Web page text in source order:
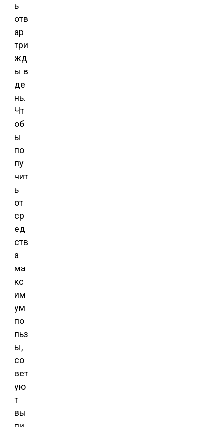
ь
отв
ар
три
жд
ы в
де
нь.
Чт
об
ы
по
лу
чит
ь
от
ср
ед
ств
а
ма
кс
им
ум
по
льз
ы,
со
вет
ую
т
вы